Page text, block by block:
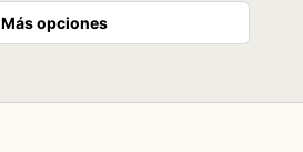
Más opciones